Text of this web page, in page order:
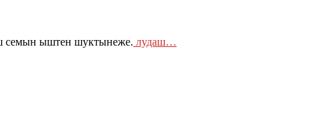
семын ыштен шуктынеже. лудаш…